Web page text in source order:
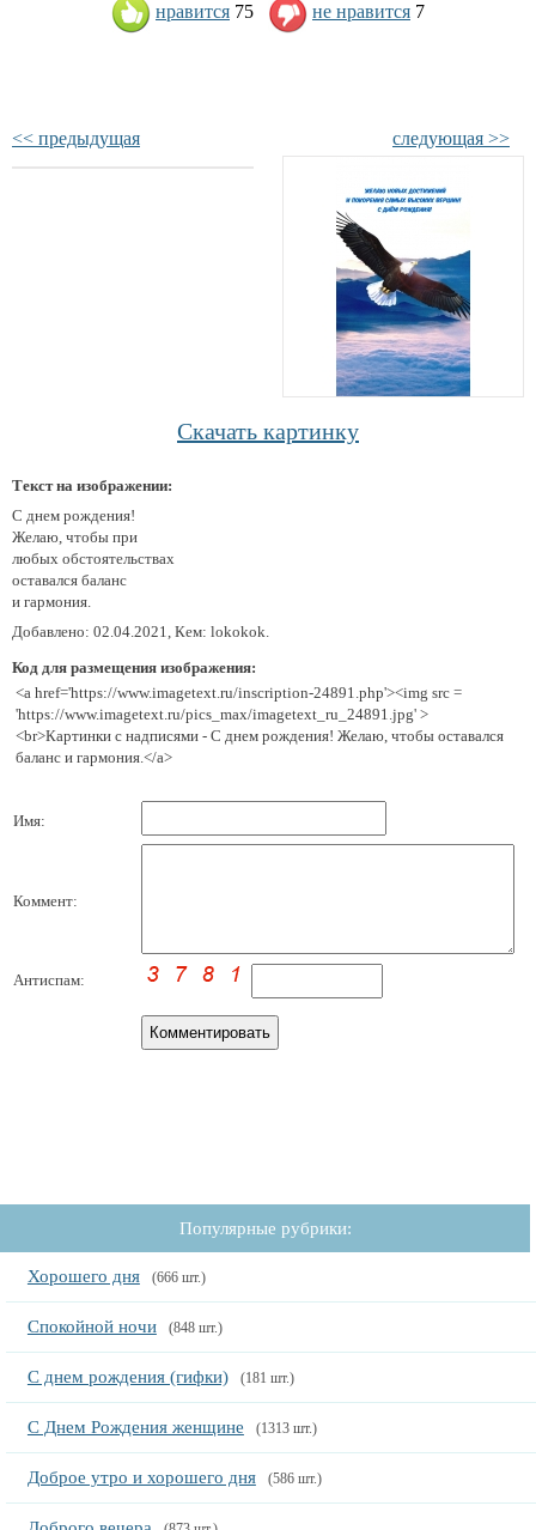
нравится 75 не нравится 7
<< предыдущая следующая >>
Скачать картинку
Текст на изображении:
С днем рождения!
Желаю, чтобы при
любых обстоятельствах
оставался баланс
и гармония.
Добавлено: 02.04.2021, Кем: lokokok.
Код для размещения изображения:
<a href='https://www.imagetext.ru/inscription-24891.php'><img src =
'https://www.imagetext.ru/pics_max/imagetext_ru_24891.jpg' >
<br>Картинки с надписями - С днем рождения! Желаю, чтобы оставался
баланс и гармония.</a>
Имя:
Коммент:
Антиспам:
Популярные рубрики:
Хорошего дня (666 шт.)
Спокойной ночи (848 шт.)
С днем рождения (гифки) (181 шт.)
С Днем Рождения женщине (1313 шт.)
Доброе утро и хорошего дня (586 шт.)